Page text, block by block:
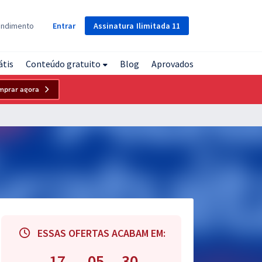
Assinatura Ilimitada 11
Entrar
Conteúdo gratuito Blog Aprovados
agora
ESSAS OFERTAS ACABAM EM: